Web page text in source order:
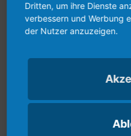
Dritten, um ihre Dienste
verbessern und Werbung
der Nutzer anzuzeigen.